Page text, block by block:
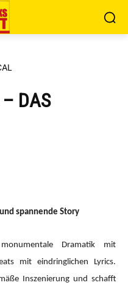
– DAS
spannende Story
Dramatik mit
mit eindringlichen Lyrics.
Inszenierung und schafft